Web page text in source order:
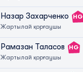
Назар Захарченко
Жартылай қорғаушы
HG
Рамазан Таласов
Жартылай қорғаушы
HG